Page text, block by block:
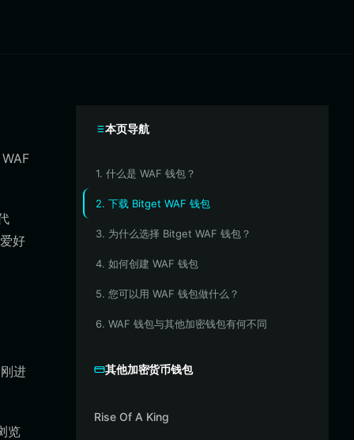
好
进
览
本页导航
1. 什么是 WAF 钱包？
2. 下载 Bitget WAF 钱包
3. 为什么选择 Bitget WAF 钱包？
4. 如何创建 WAF 钱包
5. 您可以用 WAF 钱包做什么？
6. WAF 钱包与其他加密钱包有何不同
其他加密货币钱包
Rise Of A King